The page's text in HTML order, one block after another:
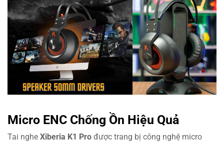
Micro ENC Chống Ồn Hiệu Quả
Tai nghe Xiberia K1 Pro được trang bị công nghệ micro